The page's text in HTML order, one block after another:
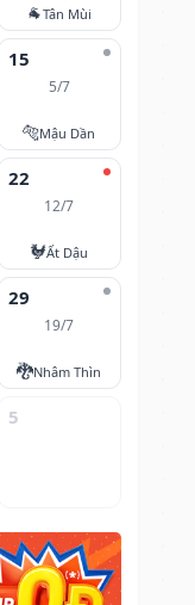
🐐Tân Mùi
15
5/7
🐅Mậu Dần
22
12/7
🐓Ất Dậu
29
19/7
🐉Nhâm Thìn
5